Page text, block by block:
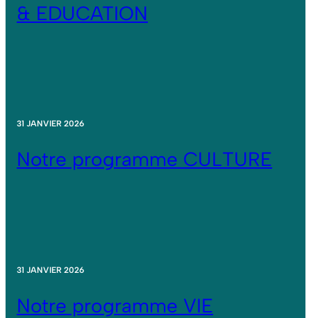
& EDUCATION
31 JANVIER 2026
Notre programme CULTURE
31 JANVIER 2026
Notre programme VIE